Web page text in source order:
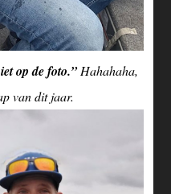
op de foto.”Hahahaha,
van dit jaar.